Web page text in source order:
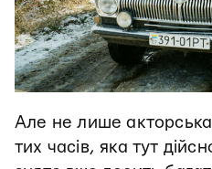
Але не лише
тих часів, яка тут